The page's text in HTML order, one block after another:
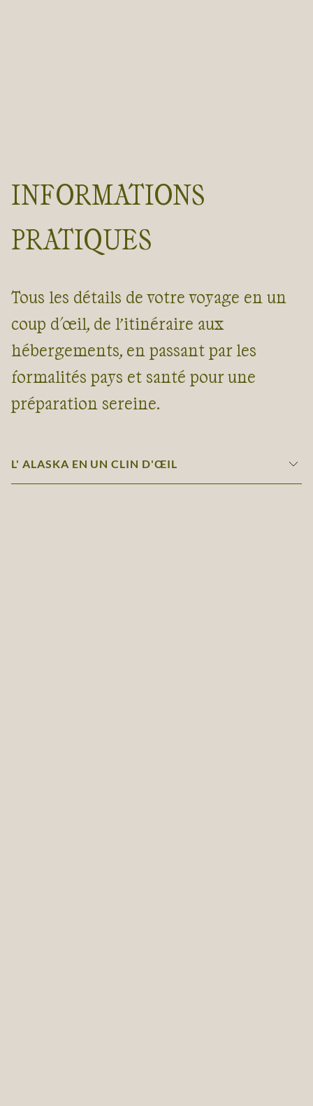
INFORMATIONS
PRATIQUES
Tous les détails de votre voyage en un
coup d'œil, de l’itinéraire aux
hébergements, en passant par les
formalités pays et santé pour une
préparation sereine.
L' ALASKA EN UN CLIN D'ŒIL